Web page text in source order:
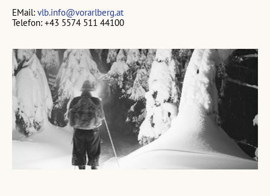
EMail: vlb.info@vorarlberg.at
Telefon: +43 5574 511 44100